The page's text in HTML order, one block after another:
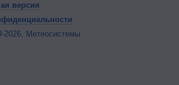
версия
2026, Метеосистемы